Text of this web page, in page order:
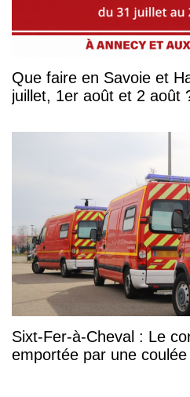
Que faire en Savoie et
juillet,
Sixt-Fer-à-Cheval : Le
emportée par une